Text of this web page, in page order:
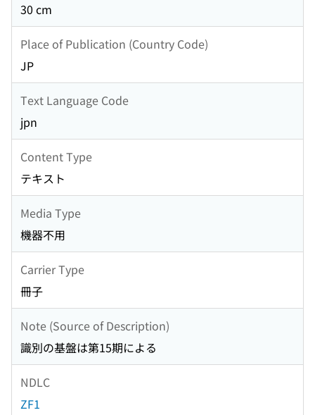
30 cm
Place of Publication (Country Code)
JP
Text Language Code
jpn
Content Type
テキスト
Media Type
機器不用
Carrier Type
冊子
Note (Source of Description)
識別の基盤は第15期による
NDLC
ZF1